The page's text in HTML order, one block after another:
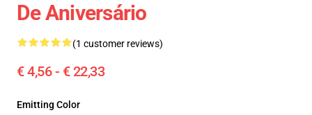
De Aniversário
(1 customer reviews)
€ 4,56 - € 22,33
Emitting Color